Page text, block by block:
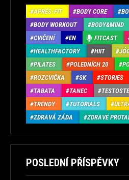
APRÉS-FIT BODY CORE
BODY WORKOUT
BODY&MIND
CVIČENÍ
EN FITCAST
HEALTHFACTORY
HIIT
PILATES
POLEDNÍCH 20
ROZCVIČKA
SK STORIES
TABATA
TANEC
TRENDY
TUTORIALS
ZDRAVÁ ZÁDA
ZDRAVÉ
POSLEDNÍ PŘÍSPĚVKY